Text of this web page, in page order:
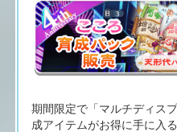
期間限定で「マルチディス
成アイテムがお得に手に入